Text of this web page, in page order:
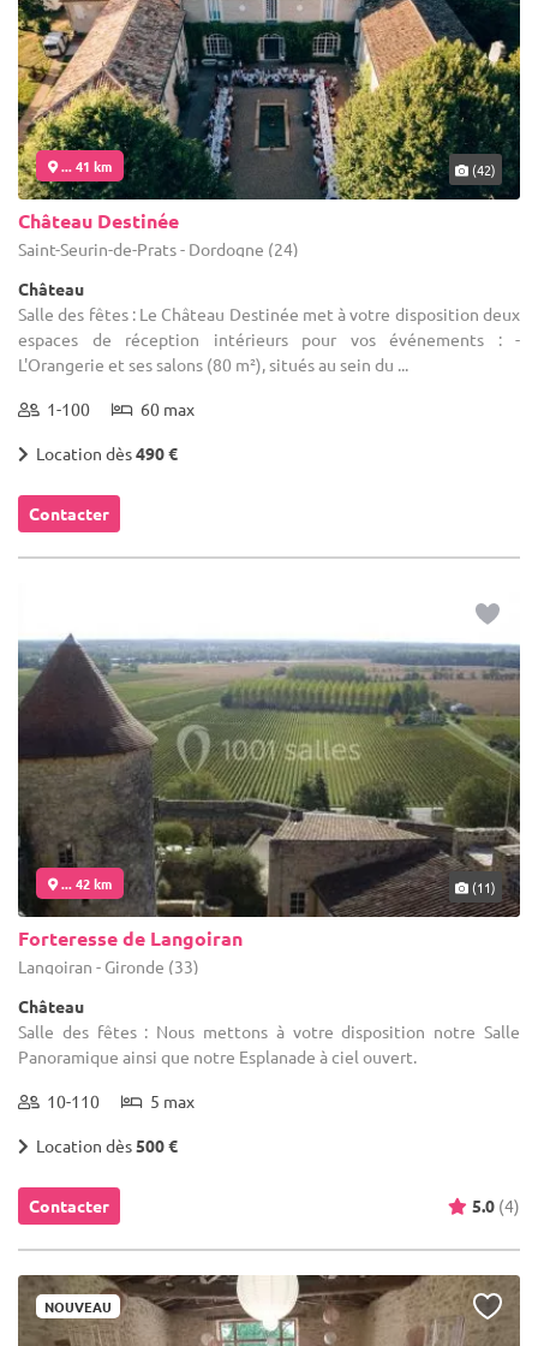
... 41 km (42)
Château Destinée
Saint-Seurin-de-Prats - Dordogne (24)
Château
Salle des fêtes : Le Château Destinée met à votre disposition deux
espaces de réception intérieurs pour vos événements : -
L'Orangerie et ses salons (80 m²), situés au sein du ...
1-100 60 max
Location dès490 €
Contacter
... 42 km (11)
Forteresse de Langoiran
Langoiran - Gironde (33)
Château
Salle des fêtes : Nous mettons à votre disposition notre Salle
Panoramique ainsi que notre Esplanade à ciel ouvert.
10-110 5 max
Location dès500 €
Contacter 5.0 (4)
NOUVEAU